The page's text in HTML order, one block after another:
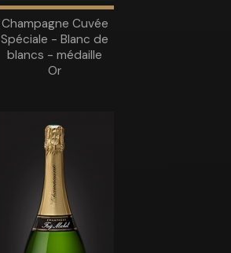
Champagne Cuvée
Spéciale - Blanc de
blancs - médaille
Or